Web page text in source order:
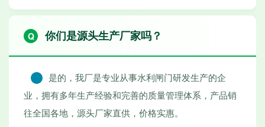
你们是源头生产厂家吗？
是的，我厂是专业从事水利闸门研发生产的企
业，拥有多年生产经验和完善的质量管理体系，产品销
往全国各地，源头厂家直供，价格实惠。